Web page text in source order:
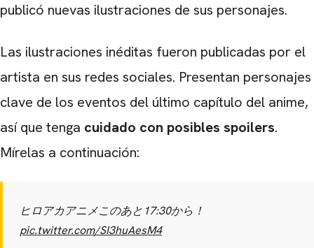
publicó nuevas ilustraciones de sus personajes.
Las ilustraciones inéditas fueron publicadas por el
artista en sus redes sociales. Presentan personajes
clave de los eventos del último capítulo del anime,
así que tenga cuidado con posibles spoilers.
Mírelas a continuación:
ヒロアカアニメこのあと17:30から！
pic.twitter.com/SI3huAesM4